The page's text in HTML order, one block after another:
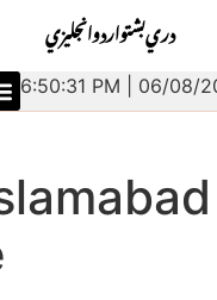
انجليزياردوبشتودري
6:50:31 PM | 06/08/